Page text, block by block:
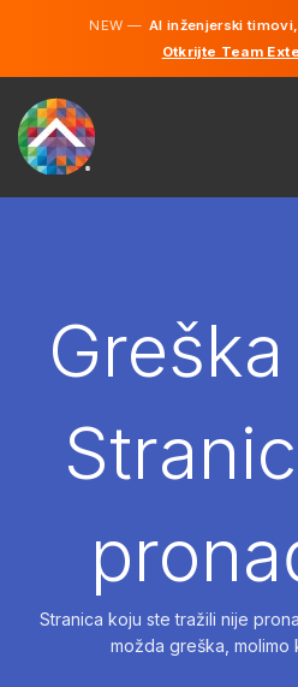
NEW —AI inženjerski
Otkrijte Team
NAJAM
Stranica koju ste tražili nije
možda greška, molimo